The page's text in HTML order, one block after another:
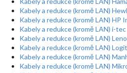
Kabely a redukce (kromě LAN)
Kabely a redukce (kromě LAN) HP
Kabely a redukce (kromě LAN) i-tec
Kabely a redukce (kromě LAN)
Kabely a redukce (kromě LAN)
Kabely a redukce (kromě LAN)
Kabely a redukce (kromě LAN)